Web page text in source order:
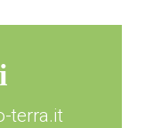
terra.it